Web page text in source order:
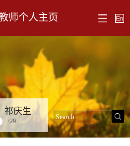
师个人主页
祁庆生
+29